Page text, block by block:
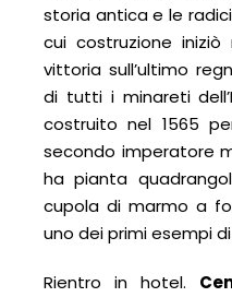
storia antica e le radici
cui costruzione iniziò
vittoria sull’ultimo
di tutti i minareti
costruito nel 1565
secondo imperatore
ha pianta
cupola di marmo a
uno dei primi esempi
Rientro in hotel.